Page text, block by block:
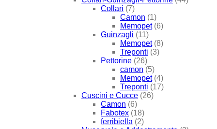
Collari (7)
Camon (1)
Memopet (6)
Guinzagli (11)
Memopet (8)
Treponti (3)
Pettorine (26)
camon (5)
Memopet (4)
Treponti (17)
Cuscini e Cucce (26)
Camon (6)
Fabotex (18)
ferribiella (2)